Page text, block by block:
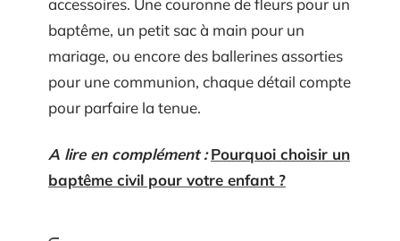
accessoires. Une couronne de fleurs pour un
baptême, un petit sac à main pour un
mariage, ou encore des ballerines assorties
pour une communion, chaque détail compte
pour parfaire la tenue.
A lire en complément : Pourquoi choisir un
baptême civil pour votre enfant ?